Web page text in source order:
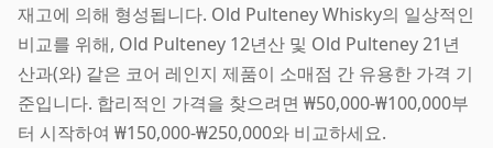
재고에 의해 형성됩니다. Old Pulteney Whisky의 일상적인
비교를 위해, Old Pulteney 12년산 및 Old Pulteney 21년
산과(와) 같은 코어 레인지 제품이 소매점 간 유용한 가격 기
준입니다. 합리적인 가격을 찾으려면 ₩50,000-₩100,000부
터 시작하여 ₩150,000-₩250,000와 비교하세요.